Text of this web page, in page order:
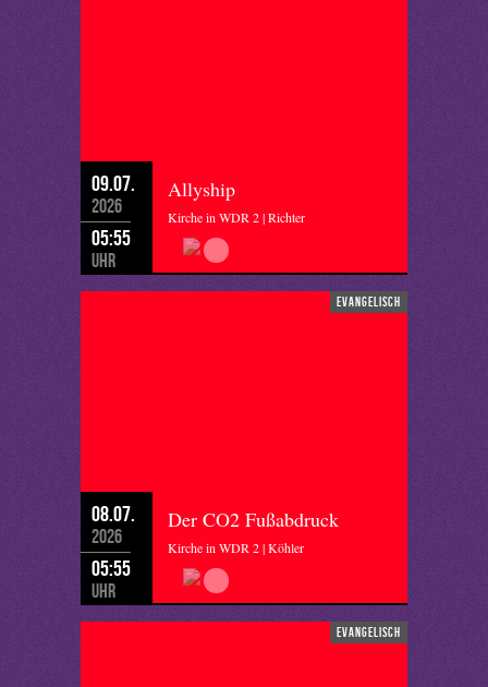
09.07.
2026
05:55
Uhr
Allyship
Kirche in WDR 2 | Richter
evangelisch
08.07.
2026
05:55
Uhr
Der CO2 Fußabdruck
Kirche in WDR 2 | Köhler
evangelisch